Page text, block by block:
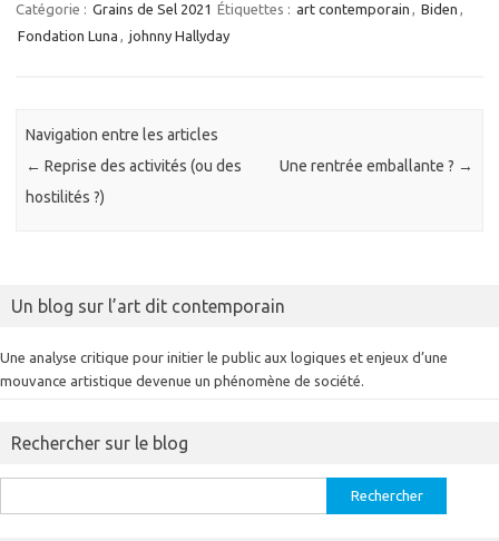
Catégorie : Grains de Sel 2021 Étiquettes : art contemporain , Biden ,
Fondation Luna , johnny Hallyday
Navigation entre les articles
← Reprise des activités (ou des
hostilités ?)
Une rentrée emballante ? →
Un blog sur l’art dit contemporain
Une analyse critique pour initier le public aux logiques et enjeux d’une
mouvance artistique devenue un phénomène de société.
Rechercher sur le blog